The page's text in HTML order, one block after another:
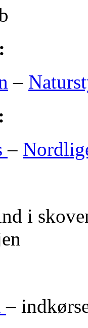
–
–
i
–